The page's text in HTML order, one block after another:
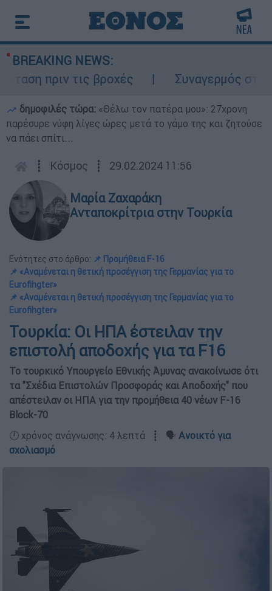
BREAKING NEWS:
πριν τις βροχές
Συναγερμός στον
δημοφιλές τώρα: «Θέλω τον πατέρα μου»: 27χρονη
παρέσυρε νύφη λίγες ώρες μετά το γάμο της και ζητούσε
να πάει σπίτι...
┋ Κόσμος ┋ 29.02.2024 11:56
Μαρία Ζαχαράκη
Ανταποκρίτρια στην Τουρκία
Ενότητες στο άρθρο: 📌 Προμήθεια F-16
📌 «Αναμένεται η θετική προσέγγιση της Γερμανίας για το
Eurofihgter»
📌 «Αναμένεται η θετική προσέγγιση της Γερμανίας για το
Eurofihgter»
Τουρκία: Οι ΗΠΑ έστειλαν την
επιστολή αποδοχής για τα F16
Το τουρκικό Υπουργείο Εθνικής Άμυνας ανακοίνωσε ότι
τα "Σχέδια Επιστολών Προσφοράς και Αποδοχής" που
απέστειλαν οι ΗΠΑ για την προμήθεια 40 νέων F-16
Block-70
🕛 χρόνος ανάγνωσης: 4 λεπτά ┋ 🗣️ Ανοικτό για
σχολιασμό